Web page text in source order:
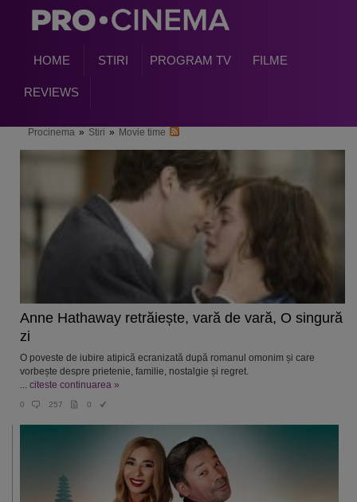
HOME STIRI PROGRAM TV FILME
REVIEWS
Procinema » Stiri » Movie time
Anne Hathaway retrăiește, vară de vară, O singură
zi
O poveste de iubire atipică ecranizată după romanul omonim și care
vorbește despre prietenie, familie, nostalgie și regret.
citeste continuarea »
0 257 0